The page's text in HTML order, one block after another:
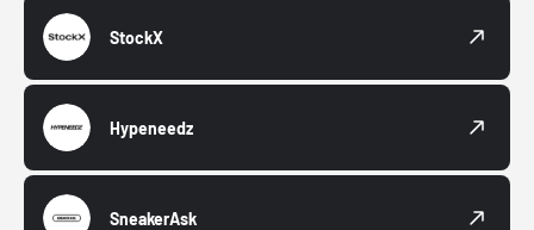
StockX
Hypeneedz
SneakerAsk